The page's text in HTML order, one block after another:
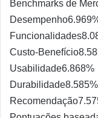
Benchmarks de
Desempenho6.9
Funcionalidades8.0
Custo-Benefício8.5
Usabilidade6.868%
Durabilidade8.585%
Recomendação7.5